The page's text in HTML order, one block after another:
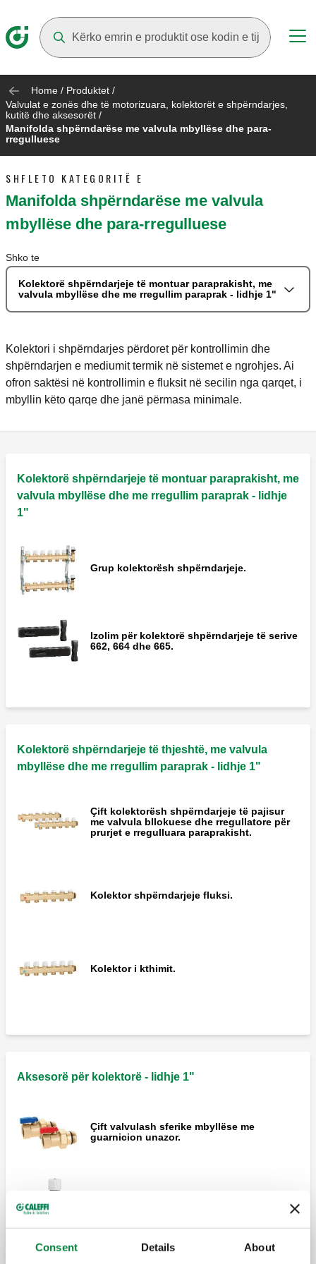
Consent Details About
Home / Produktet /
Valvulat e zonës dhe të motorizuara, kolektorët e shpërndarjes,
kutitë dhe aksesorët /
Manifolda shpërndarëse me valvula mbyllëse dhe para-
rregulluese
SHFLETO KATEGORITË E
Manifolda shpërndarëse me valvula
mbyllëse dhe para-rregulluese
Shko te
Kolektorë shpërndarjeje të montuar paraprakisht, me
valvula mbyllëse dhe me rregullim paraprak - lidhje 1"
Kolektori i shpërndarjes përdoret për kontrollimin dhe
shpërndarjen e mediumit termik në sistemet e ngrohjes. Ai
ofron saktësi në kontrollimin e fluksit në secilin nga qarqet, i
mbyllin këto qarqe dhe janë përmasa minimale.
Kolektorë shpërndarjeje të montuar paraprakisht, me
valvula mbyllëse dhe me rregullim paraprak - lidhje
1"
Grup kolektorësh shpërndarjeje.
Izolim për kolektorë shpërndarjeje të serive
662, 664 dhe 665.
Kolektorë shpërndarjeje të thjeshtë, me valvula
mbyllëse dhe me rregullim paraprak - lidhje 1"
Çift kolektorësh shpërndarjeje të pajisur
me valvula bllokuese dhe rregullatore për
prurjet e rregulluara paraprakisht.
Kolektor shpërndarjeje fluksi.
Kolektor i kthimit.
Aksesorë për kolektorë - lidhje 1"
Çift valvulash sferike mbyllëse me
guarnicion unazor.